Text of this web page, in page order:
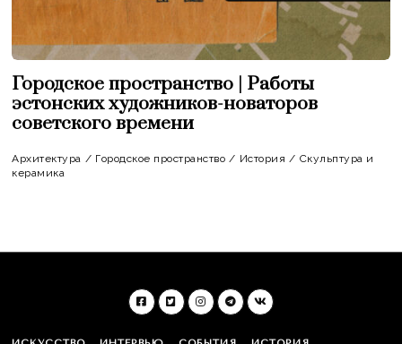
Городское пространство | Работы
эстонских художников-новаторов
советского времени
Архитектура / Городское пространство / История / Скульптура и
керамика